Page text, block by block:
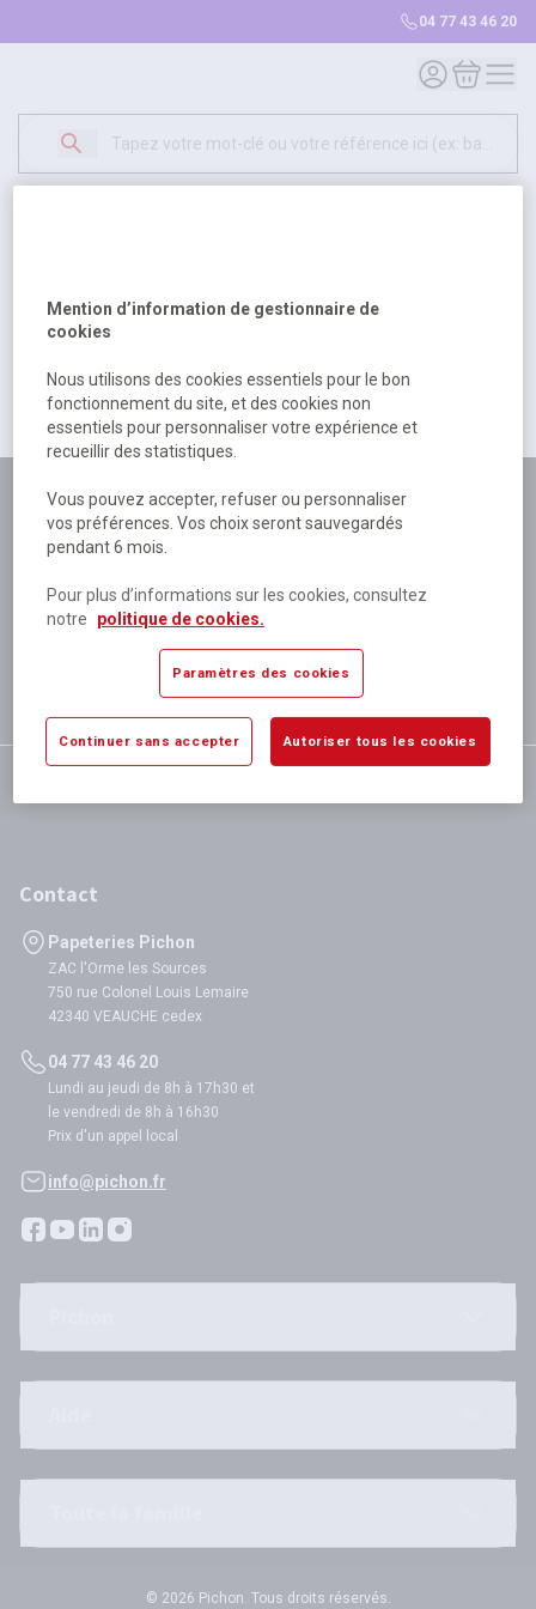
04 77 43 46 20
Mon compte
Mon
500
excuser pour la gêne occasionée.
Retour Retour à l'accueil
Plus de 180 personnes
à votre écoute
Plus de 80 000 références
disponibles
Expédition le jour même
si validation avant 12h
satisfaction totale
Contact
Papeteries Pichon
ZAC l'Orme les Sources
750 rue Colonel Louis Lemaire
42340 VEAUCHE cedex
04 77 43 46 20
Lundi au jeudi de 8h à 17h30 et
le vendredi de 8h à 16h30
Prix d'un appel local
info@pichon.fr
© 2026 Pichon. Tous droits réservés.
Mention d’information de gestionnaire de
cookies
Nous utilisons des cookies essentiels pour le bon
fonctionnement du site, et des cookies non
essentiels pour personnaliser votre expérience et
recueillir des statistiques.
Vous pouvez accepter, refuser ou personnaliser
vos préférences. Vos choix seront sauvegardés
pendant 6 mois.
Pour plus d’informations sur les cookies, consultez
notre
politique de cookies.
Paramètres des cookies
Continuer sans accepter Autoriser tous les cookies